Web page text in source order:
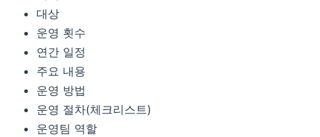
대상
운영 횟수
연간 일정
주요 내용
운영 방법
운영 절차(체크리스트)
운영팀 역할